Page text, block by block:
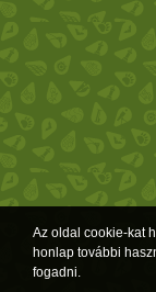
Az oldal cookie-kat
honlap további
fogadni.